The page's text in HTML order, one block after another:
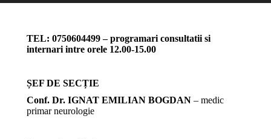
TEL: 0750604499 –programari consultatii si
internari intre orele 12.00-15.00
ȘEF DE SECȚIE
Conf. Dr. IGNAT EMILIAN BOGDAN – medic
primar neurologie